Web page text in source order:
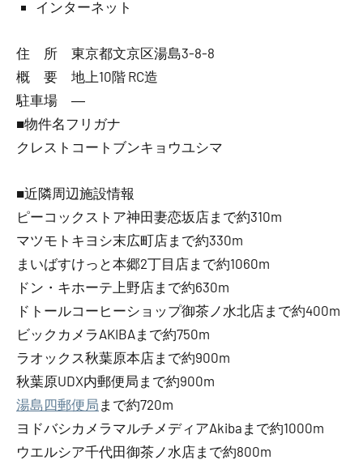
インターネット
住 所 東京都文京区湯島3-8-8
概 要 地上10階 RC造
駐車場 ―
■物件名フリガナ
クレストコートブンキョウユシマ
■近隣周辺施設情報
ピーコックストア神田妻恋坂店まで約310m
マツモトキヨシ末広町店まで約330m
まいばすけっと本郷2丁目店まで約1060m
ドン・キホーテ上野店まで約630m
ドトールコーヒーショップ御茶ノ水北店まで約400m
ビックカメラAKIBAまで約750m
ラオックス秋葉原本店まで約900m
秋葉原UDX内郵便局まで約900m
湯島四郵便局 まで約720m
ヨドバシカメラマルチメディアAkibaまで約1000m
ウエルシア千代田御茶ノ水店まで約800m